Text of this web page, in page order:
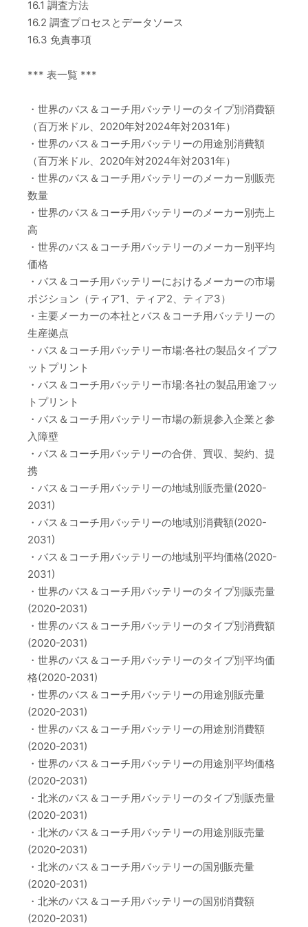
16.1 調査方法
16.2 調査プロセスとデータソース
16.3 免責事項
*** 表一覧 ***
・世界のバス＆コーチ用バッテリーのタイプ別消費額
（百万米ドル、2020年対2024年対2031年）
・世界のバス＆コーチ用バッテリーの用途別消費額
（百万米ドル、2020年対2024年対2031年）
・世界のバス＆コーチ用バッテリーのメーカー別販売
数量
・世界のバス＆コーチ用バッテリーのメーカー別売上
高
・世界のバス＆コーチ用バッテリーのメーカー別平均
価格
・バス＆コーチ用バッテリーにおけるメーカーの市場
ポジション（ティア1、ティア2、ティア3）
・主要メーカーの本社とバス＆コーチ用バッテリーの
生産拠点
・バス＆コーチ用バッテリー市場:各社の製品タイプフ
ットプリント
・バス＆コーチ用バッテリー市場:各社の製品用途フッ
トプリント
・バス＆コーチ用バッテリー市場の新規参入企業と参
入障壁
・バス＆コーチ用バッテリーの合併、買収、契約、提
携
・バス＆コーチ用バッテリーの地域別販売量(2020-
2031)
・バス＆コーチ用バッテリーの地域別消費額(2020-
2031)
・バス＆コーチ用バッテリーの地域別平均価格(2020-
2031)
・世界のバス＆コーチ用バッテリーのタイプ別販売量
(2020-2031)
・世界のバス＆コーチ用バッテリーのタイプ別消費額
(2020-2031)
・世界のバス＆コーチ用バッテリーのタイプ別平均価
格(2020-2031)
・世界のバス＆コーチ用バッテリーの用途別販売量
(2020-2031)
・世界のバス＆コーチ用バッテリーの用途別消費額
(2020-2031)
・世界のバス＆コーチ用バッテリーの用途別平均価格
(2020-2031)
・北米のバス＆コーチ用バッテリーのタイプ別販売量
(2020-2031)
・北米のバス＆コーチ用バッテリーの用途別販売量
(2020-2031)
・北米のバス＆コーチ用バッテリーの国別販売量
(2020-2031)
・北米のバス＆コーチ用バッテリーの国別消費額
(2020-2031)